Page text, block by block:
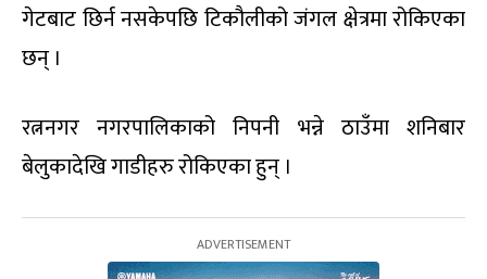
गेटबाट छिर्न नसकेपछि टिकौलीको जंगल क्षेत्रमा रोकिएका
छन् ।
रत्ननगर नगरपालिकाको निपनी भन्ने ठाउँमा शनिबार
बेलुकादेखि गाडीहरु रोकिएका हुन् ।